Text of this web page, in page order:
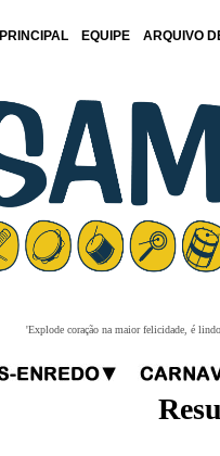
PRINCIPAL EQUIPE ARQUIVO
'Explode coração na maior felicidade, é